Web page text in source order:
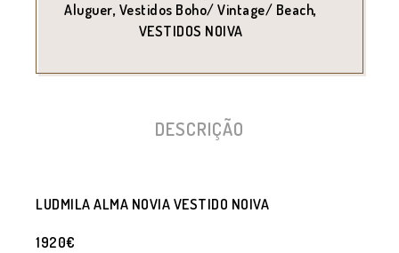
Aluguer, Vestidos Boho/ Vintage/ Beach,
VESTIDOS NOIVA
DESCRIÇÃO
LUDMILA ALMA NOVIA VESTIDO NOIVA
1920€